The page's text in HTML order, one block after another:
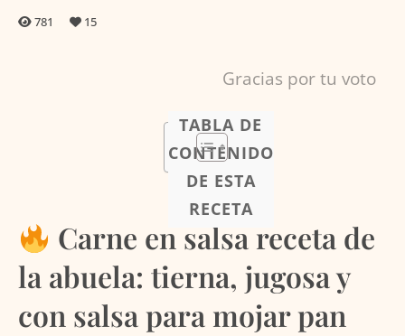
781 15
Gracias por tu voto
TABLA DE
CONTENIDO
DE ESTA
RECETA
Carne en salsa receta de
la abuela: tierna, jugosa y
con salsa para mojar pan